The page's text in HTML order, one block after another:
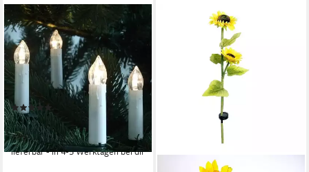
F-H-S INTERNATIONAL GMBH &
CO. KG
LED-Christbaumkerzen
23454 LED
Weihnachtsbaumbeleuchtung
außen 17,4m Timer
warmweiß
36,99 € UVP
-18%
lieferbar - in 4-5 Werktagen bei dir